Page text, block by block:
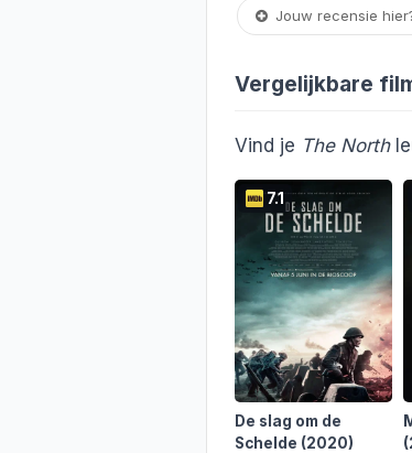
Jouw recensie
Vergelijkbare
Vind je The North
7.1
De slag om de
Schelde (2020)